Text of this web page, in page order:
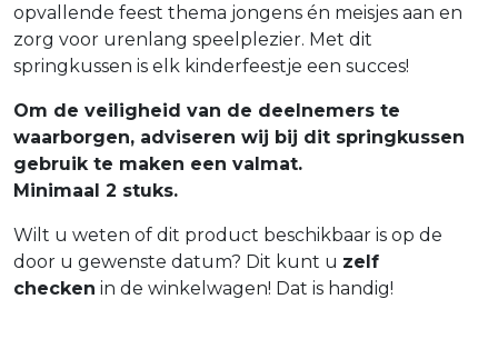
opvallende feest thema jongens én meisjes aan en
zorg voor urenlang speelplezier. Met dit
springkussen is elk kinderfeestje een succes!
Om de veiligheid van de deelnemers te
waarborgen, adviseren wij bij dit springkussen
gebruik te maken een valmat.
Minimaal 2 stuks.
Wilt u weten of dit product beschikbaar is op de
door u gewenste datum? Dit kunt u zelf
checken in de winkelwagen! Dat is handig!